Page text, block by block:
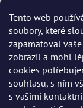
Tento web
soubory, které
zapamatoval
zobrazil a mohl
cookies
souhlasu, s ním
s vašimi
whittard_cz
Přijímáme